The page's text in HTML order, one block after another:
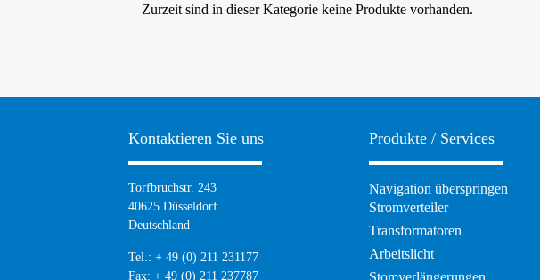
Zurzeit sind in dieser Kategorie keine Produkte vorhanden.
Kontaktieren Sie uns
Torfbruchstr. 243
40625 Düsseldorf
Deutschland
Tel.: + 49 (0) 211 231177
Fax: + 49 (0) 211 237787
Produkte / Services
Navigation überspringen
Stromverteiler
Transformatoren
Arbeitslicht